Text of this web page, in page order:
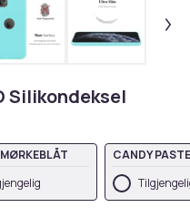
Silikondeksel
CANDY